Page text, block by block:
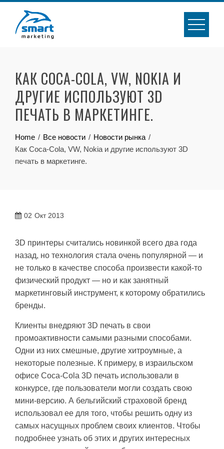
content
КАК COCA-COLA, VW, NOKIA И
ДРУГИЕ ИСПОЛЬЗУЮТ 3D
ПЕЧАТЬ В МАРКЕТИНГЕ.
Home Все новости
Новости рынка
Как Coca-Cola, VW, Nokia и другие используют 3D
печать в маркетинге.
02 Окт 2013
3D принтеры считались новинкой всего два года
назад, но технология стала очень популярной — и
не только в качестве способа произвести какой-то
физический продукт — но и как занятный
маркетинговый инструмент, к которому обратились
бренды.
Клиенты внедряют 3D печать в свои
промоактивности самыми разными способами.
Одни из них смешные, другие хитроумные, а
некоторые полезные. К примеру, в израильском
офисе Coca-Cola 3D печать использовали в
конкурсе, где пользователи могли создать свою
мини-версию. А бельгийский страховой бренд
использовал ее для того, чтобы решить одну из
самых насущных проблем своих клиентов. Чтобы
подробнее узнать об этих и других интересных